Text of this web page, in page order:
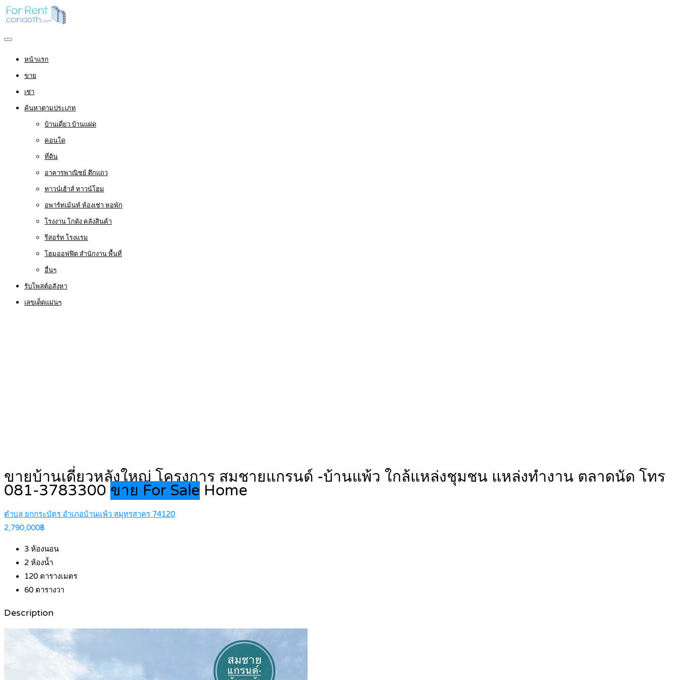
หน้าแรก
ขาย
เช่า
ค้นหาตามประเภท
บ้านเดี่ยว บ้านแฝด
คอนโด
ที่ดิน
อาคารพาณิชย์ ตึกแถว
ทาวน์เฮ้าส์ ทาวน์โฮม
อพาร์ทเม้นท์ ห้องเช่า หอพัก
โรงงาน โกดัง คลังสินค้า
รีสอร์ท โรงแรม
โฮมออฟฟิต สำนักงาน พื้นที่
อื่นๆ
รับโพสต์อสังหา
เลขเด็ดแม่นๆ
ขายบ้านเดี่ยวหลังใหญ่ โครงการ สมชายแกรนด์ -บ้านแพ้ว ใกล้แหล่งชุมชน แหล่งทำงาน ตลาดนัด โทร
081-3783300 ขาย For Sale Home
ตำบล ยกกระบัตร อำเภอบ้านแพ้ว สมุทรสาคร 74120
2,790,000฿
3 ห้องนอน
2 ห้องน้ำ
120 ตารางเมตร
60 ตารางวา
Description